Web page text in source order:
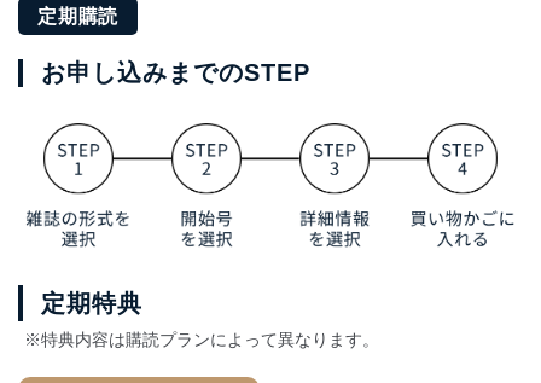
定期購読
お申し込みまでのSTEP
定期特典
※特典内容は購読プランによって異なります。